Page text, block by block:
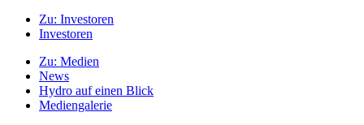
Zu: Investoren
Investoren
Zu: Medien
News
Hydro auf einen Blick
Mediengalerie